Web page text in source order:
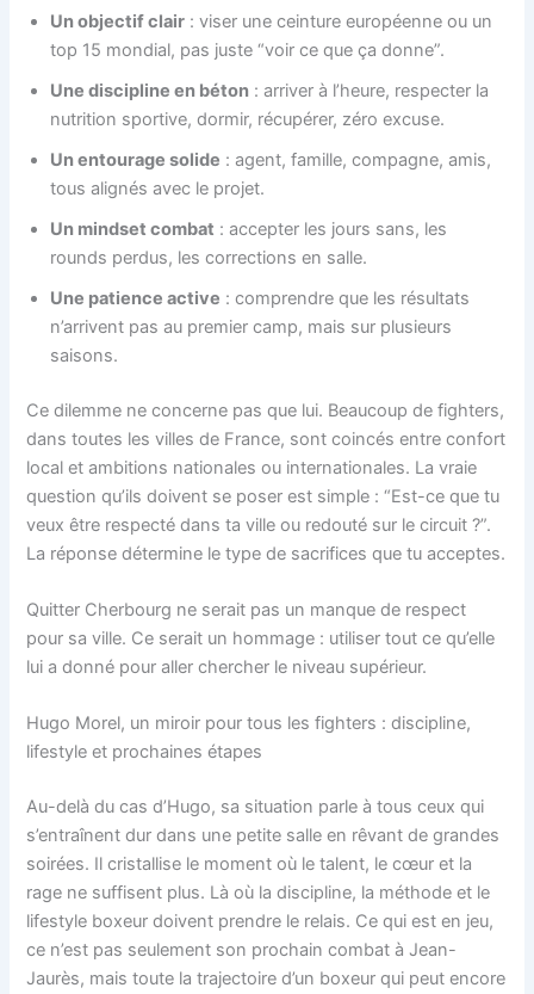
Un objectif clair : viser une ceinture européenne ou un
top 15 mondial, pas juste “voir ce que ça donne”.
Une discipline en béton : arriver à l’heure, respecter la
nutrition sportive, dormir, récupérer, zéro excuse.
Un entourage solide : agent, famille, compagne, amis,
tous alignés avec le projet.
Un mindset combat : accepter les jours sans, les
rounds perdus, les corrections en salle.
Une patience active : comprendre que les résultats
n’arrivent pas au premier camp, mais sur plusieurs
saisons.
Ce dilemme ne concerne pas que lui. Beaucoup de fighters,
dans toutes les villes de France, sont coincés entre confort
local et ambitions nationales ou internationales. La vraie
question qu’ils doivent se poser est simple : “Est-ce que tu
veux être respecté dans ta ville ou redouté sur le circuit ?”.
La réponse détermine le type de sacrifices que tu acceptes.
Quitter Cherbourg ne serait pas un manque de respect
pour sa ville. Ce serait un hommage : utiliser tout ce qu’elle
lui a donné pour aller chercher le niveau supérieur.
Hugo Morel, un miroir pour tous les fighters : discipline,
lifestyle et prochaines étapes
Au-delà du cas d’Hugo, sa situation parle à tous ceux qui
s’entraînent dur dans une petite salle en rêvant de grandes
soirées. Il cristallise le moment où le talent, le cœur et la
rage ne suffisent plus. Là où la discipline, la méthode et le
lifestyle boxeur doivent prendre le relais. Ce qui est en jeu,
ce n’est pas seulement son prochain combat à Jean-
Jaurès, mais toute la trajectoire d’un boxeur qui peut encore